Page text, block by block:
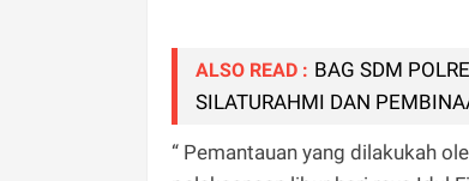
ALSO READ : BAG SDM
SILATURAHMI DAN
“ Pemantauan yang dilakukah